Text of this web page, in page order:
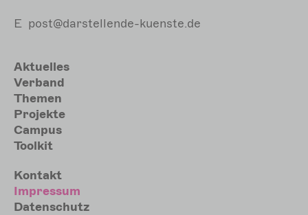
E post@darstellende-kuenste.de
Hauptnavigation
Aktuelles
Verband
Themen
Projekte
Campus
Toolkit
Meta
Kontakt
Impressum
Datenschutz